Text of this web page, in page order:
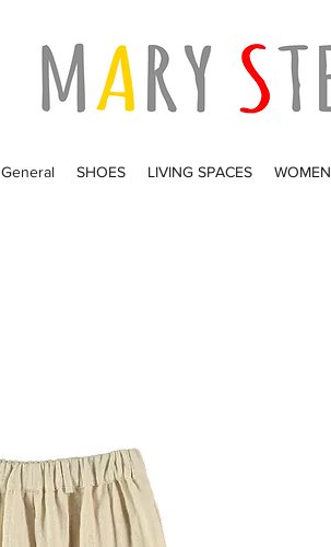
General SHOES LIVING SPACES WOMEN